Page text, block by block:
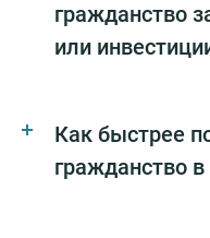
гражданство
или
Как быстрее
гражданство в